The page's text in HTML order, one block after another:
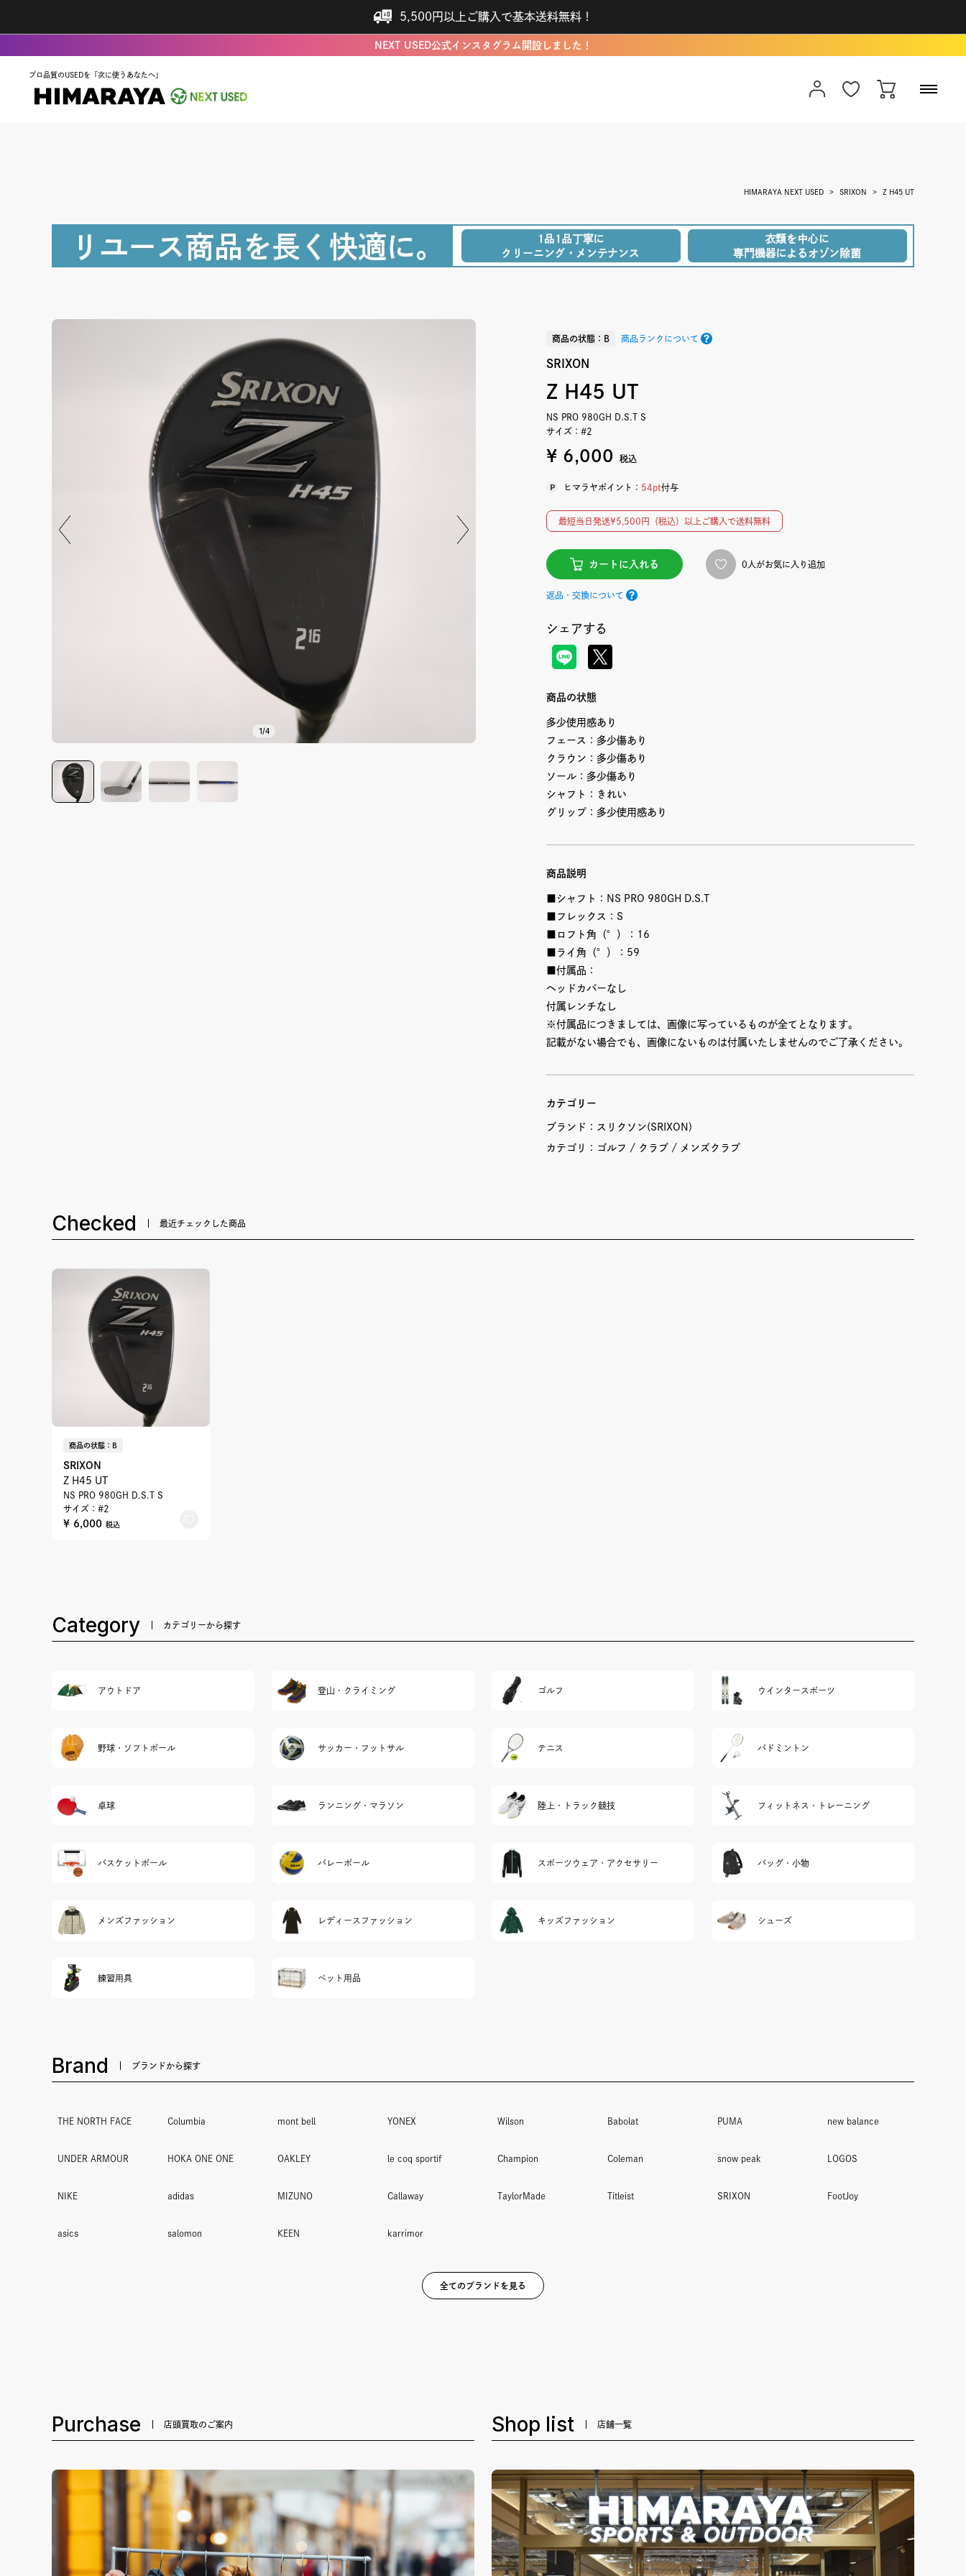
5,500円以上ご購入で基本送料無料！
NEXT USED公式インスタグラム開設しました！
プロ品質のUSEDを「次に使うあなたへ」
HIMARAYA NEXT USED SRIXON Z H45 UT
1/4
商品の状態：B 商品ランクについて
SRIXON
Z H45 UT
NS PRO 980GH D.S.T S
サイズ：#2
¥ 6,000 税込
ヒマラヤポイント： 54pt付与
最短当日発送¥5,500円（税込）以上ご購入で送料無料
カートに入れる 0人がお気に入り追加
返品・交換について
シェアする
商品の状態
多少使用感あり
フェース：多少傷あり
クラウン：多少傷あり
ソール：多少傷あり
シャフト：きれい
グリップ：多少使用感あり
商品説明
■シャフト：NS PRO 980GH D.S.T
■フレックス：S
■ロフト角（°）：16
■ライ角（°）：59
■付属品：
ヘッドカバーなし
付属レンチなし
※付属品につきましては、画像に写っているものが全てとなります。
記載がない場合でも、画像にないものは付属いたしませんのでご了承ください。
カテゴリー
ブランド： スリクソン(SRIXON)
カテゴリ： ゴルフ クラブ メンズクラブ
Checked 最近チェックした商品
商品の状態：B
SRIXON
Z H45 UT
NS PRO 980GH D.S.T S
サイズ：#2
¥ 6,000 税込
Category カテゴリーから探す
アウトドア 登山・クライミング ゴルフ ウインタースポーツ
野球・ソフトボール サッカー・フットサル テニス バドミントン
卓球 ランニング・マラソン 陸上・トラック競技 フィットネス・トレーニング
バスケットボール バレーボール スポーツウェア・アクセサリー バッグ・小物
メンズファッション レディースファッション キッズファッション シューズ
練習用具 ペット用品
Brand ブランドから探す
THE NORTH FACE Columbia mont bell YONEX Wilson Babolat PUMA new balance
UNDER ARMOUR HOKA ONE ONE OAKLEY le coq sportif Champion Coleman snow peak LOGOS
NIKE adidas MIZUNO Callaway TaylorMade Titleist SRIXON FootJoy
asics salomon KEEN karrimor
全てのブランドを見る
Purchase 店頭買取のご案内 Shop list 店舗一覧